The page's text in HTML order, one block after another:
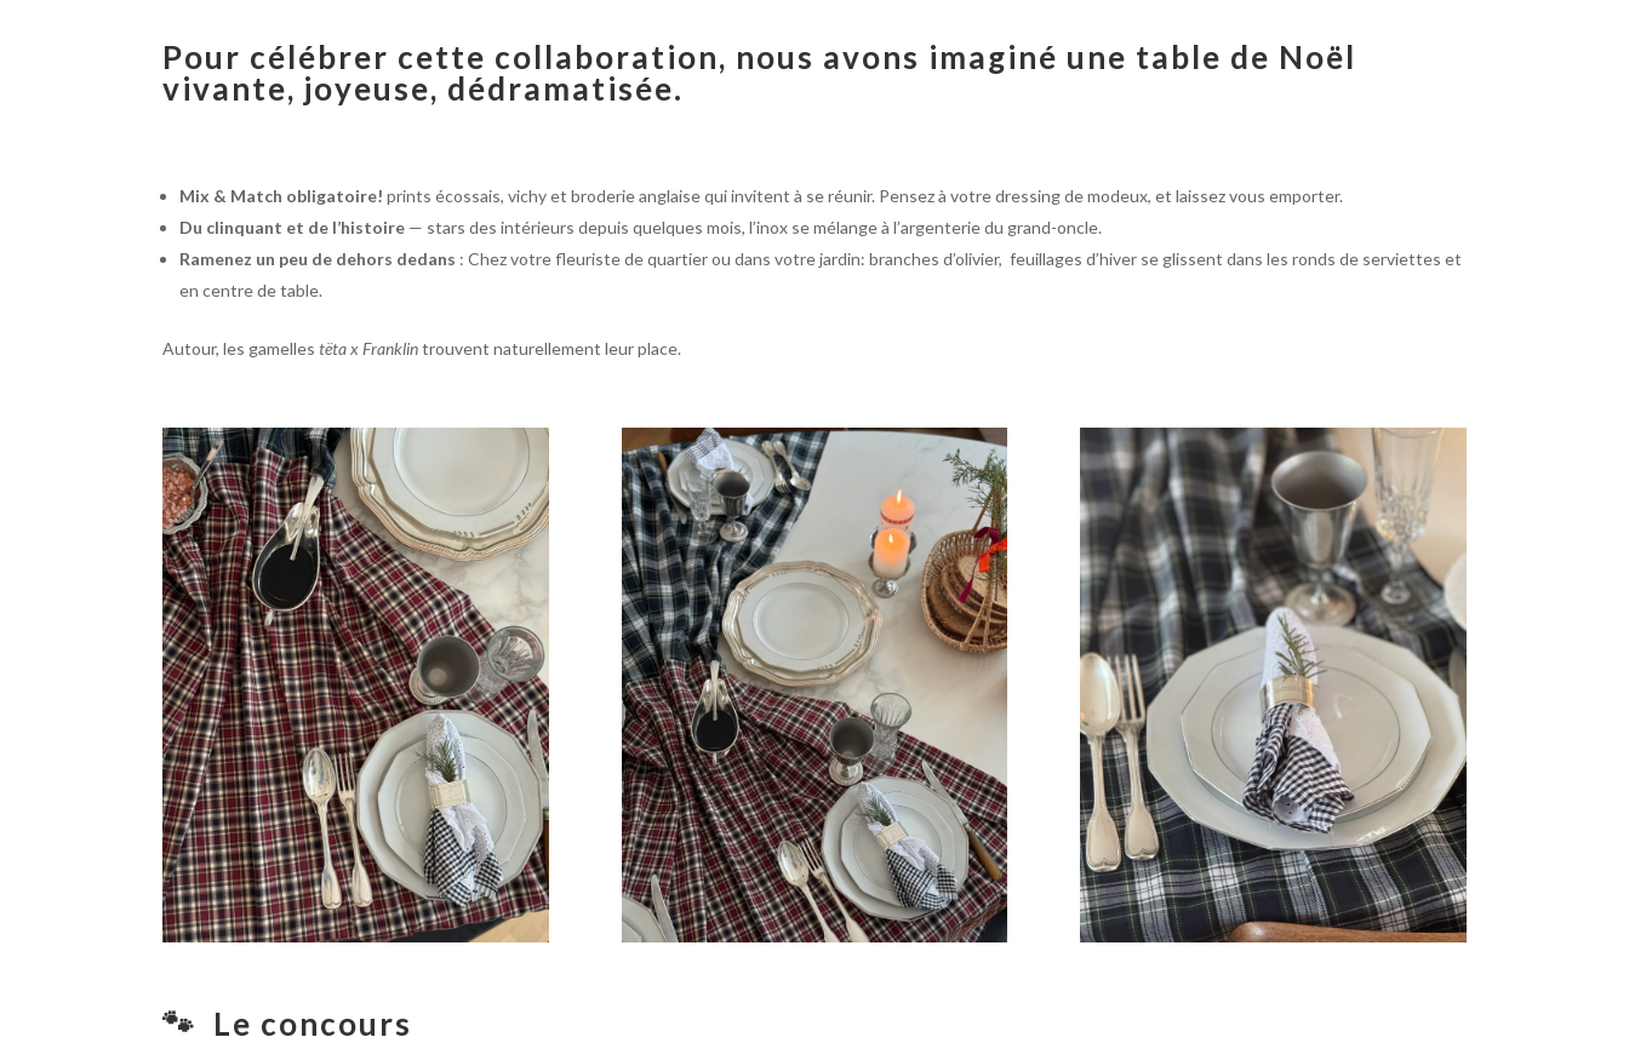
Pour célébrer cette collaboration, nous avons imaginé une table de Noël
vivante, joyeuse, dédramatisée.
Mix & Match obligatoire! prints écossais, vichy et broderie anglaise qui invitent à se réunir. Pensez à votre dressing de modeux, et laissez vous emporter.
Du clinquant et de l’histoire — stars des intérieurs depuis quelques mois, l’inox se mélange à l’argenterie du grand-oncle.
Ramenez un peu de dehors dedans : Chez votre fleuriste de quartier ou dans votre jardin: branches d’olivier, feuillages d’hiver se glissent dans les ronds de serviettes et
en centre de table.
Autour, les gamellestëta x Franklintrouvent naturellement leur place.
🐾 Le concours